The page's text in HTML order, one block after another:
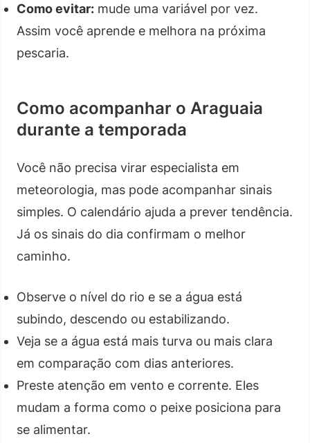
Como evitar: mude uma variável por vez.
Assim você aprende e melhora na próxima
pescaria.
Como acompanhar o Araguaia
durante a temporada
Você não precisa virar especialista em
meteorologia, mas pode acompanhar sinais
simples. O calendário ajuda a prever tendência.
Já os sinais do dia confirmam o melhor
caminho.
Observe o nível do rio e se a água está
subindo, descendo ou estabilizando.
Veja se a água está mais turva ou mais clara
em comparação com dias anteriores.
Preste atenção em vento e corrente. Eles
mudam a forma como o peixe posiciona para
se alimentar.